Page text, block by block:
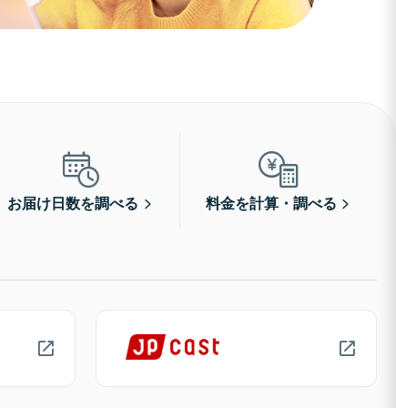
お届け日数を調べる 料金を計算・調べる